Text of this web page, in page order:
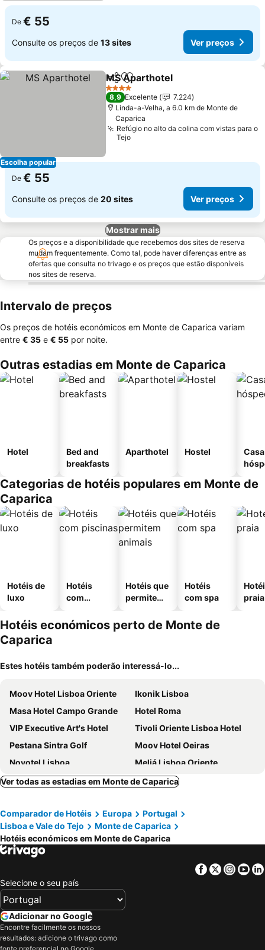
De € 55
Consulte os preços de 13 sites Ver preços
Escolha popular
PartilharAdicionar aos favoritos
MS Aparthotel
4 Estrelas
8,9 Excelente
7.224
Linda-a-Velha, a 6.0 km de Monte de
Caparica
Refúgio no alto da colina com vistas para o
Tejo
De € 55
Consulte os preços de 20 sites Ver preços
Mostrar mais
Os preços e a disponibilidade que recebemos dos sites de reserva
mudam frequentemente. Como tal, pode haver diferenças entre as
ofertas que consulta no trivago e os preços que estão disponíveis
nos sites de reserva.
Intervalo de preços
Os preços de hotéis económicos em Monte de Caparica variam
entre ‎€ 35 e ‎€ 55 por noite.
Outras estadias em Monte de Caparica
Hotel
Bed and
breakfasts
Aparthotel Hostel
Categorias de hotéis populares em Monte de
Caparica
Hotéis de
luxo
Hotéis
com
Hotéis que
permitem
Hotéis
com spa
praia
Hotéis económicos perto de Monte de
Caparica
Estes hotéis também poderão interessá-lo...
Moov Hotel Lisboa Oriente
Ikonik Lisboa
Masa Hotel Campo Grande
Hotel Roma
VIP Executive Art's Hotel
Tivoli Oriente Lisboa Hotel
Pestana Sintra Golf
Moov Hotel Oeiras
Novotel Lisboa
Meliá Lisboa Oriente
VIP Executive Zurique Hotel
TRYP by Wyndham Lisboa Caparica Mar
VIP Executive Entrecampos Hotel
Selina Secret Garden Lisbon
Residencial Jardim Da Amadora
Evidencia Belverde Atitude Hotel
Holiday Inn Express Lisbon - Oeiras By Ihg
Eurostars Universal Lisboa
ibis Lisboa Sintra
MS Aparthotel
Avenida Park
Hotel Londres Estoril
Ver todas as estadias em Monte de Caparica
Comparador de Hotéis Europa
Portugal
Lisboa e Vale do Tejo
Monte de Caparica
Hotéis económicos em Monte de Caparica
Facebook
Twitter
Selecione o seu país
Adicionar no Google
Encontre facilmente os nossos
resultados: adicione o trivago como